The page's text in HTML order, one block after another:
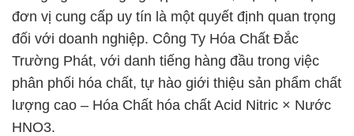
đơn vị cung cấp uy tín là một quyết định quan trọng
đối với doanh nghiệp. Công Ty Hóa Chất Đắc
Trường Phát, với danh tiếng hàng đầu trong việc
phân phối hóa chất, tự hào giới thiệu sản phẩm chất
lượng cao – Hóa Chất hóa chất Acid Nitric × Nước
HNO3.